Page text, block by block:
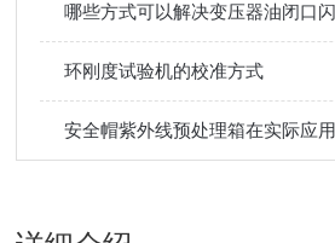
哪些方式可以解决变压器油闭口
环刚度试验机的校准方式
安全帽紫外线预处理箱在实际应